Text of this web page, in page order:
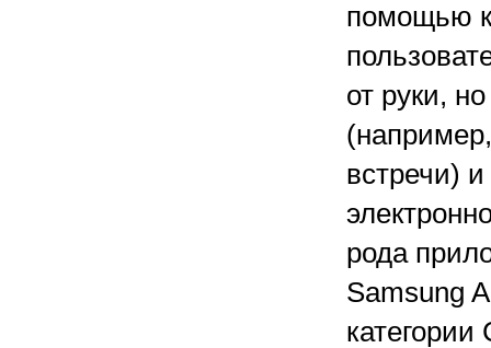
помощью
от руки,
встречи)
рода
Samsung
категории